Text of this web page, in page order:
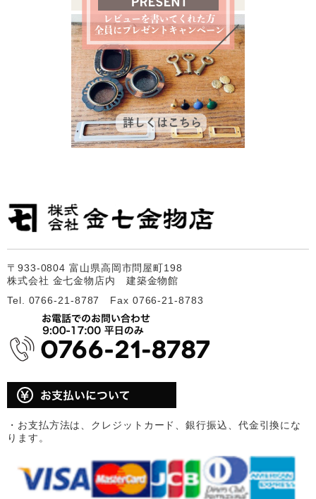
〒933-0804 富山県高岡市問屋町198
株式会社 金七金物店内 建築金物館
Tel. 0766-21-8787 Fax 0766-21-8783
・お支払方法は、クレジットカード、銀行振込、代金引換にな
ります。